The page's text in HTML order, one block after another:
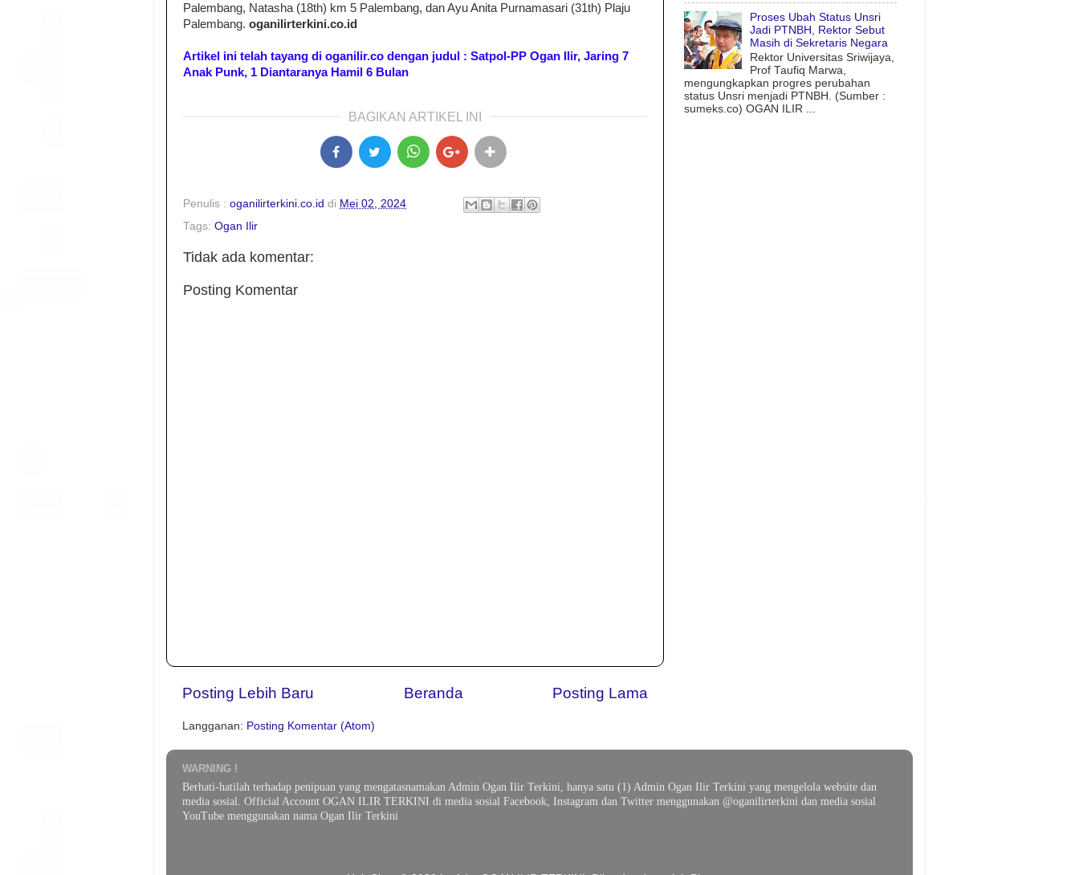
Palembang, Natasha (18th) km 5 Palembang, dan Ayu Anita Purnamasari (31th) Plaju
Palembang. oganilirterkini.co.id
Artikel ini telah tayang di oganilir.co dengan judul : Satpol-PP Ogan Ilir, Jaring 7
Anak Punk, 1 Diantaranya Hamil 6 Bulan
BAGIKAN ARTIKEL INI
Penulis : oganilirterkini.co.id di Mei 02, 2024
Tags: Ogan Ilir
Tidak ada komentar:
Posting Komentar
Posting Lebih Baru Posting Lama
Beranda
Langganan: Posting Komentar (Atom)
Proses Ubah Status Unsri
Jadi PTNBH, Rektor Sebut
Masih di Sekretaris Negara
Rektor Universitas Sriwijaya,
Prof Taufiq Marwa,
mengungkapkan progres perubahan
status Unsri menjadi PTNBH. (Sumber :
sumeks.co) OGAN ILIR ...
WARNING !
Berhati-hatilah terhadap penipuan yang mengatasnamakan Admin Ogan Ilir Terkini, hanya satu (1) Admin Ogan Ilir Terkini yang mengelola website dan
media sosial. Official Account OGAN ILIR TERKINI di media sosial Facebook, Instagram dan Twitter menggunakan @oganilirterkini dan media sosial
YouTube menggunakan nama Ogan Ilir Terkini